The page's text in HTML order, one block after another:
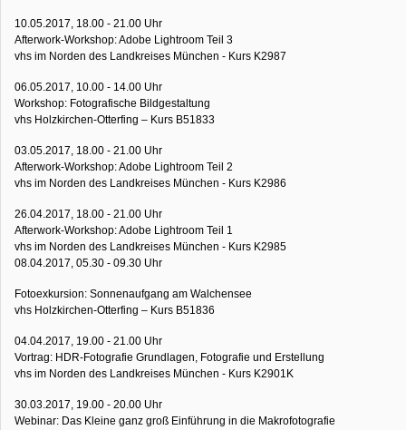
10.05.2017, 18.00 - 21.00 Uhr
Afterwork-Workshop: Adobe Lightroom Teil 3
vhs im Norden des Landkreises München - Kurs K2987
06.05.2017, 10.00 - 14.00 Uhr
Workshop: Fotografische Bildgestaltung
vhs Holzkirchen-Otterfing – Kurs B51833
03.05.2017, 18.00 - 21.00 Uhr
Afterwork-Workshop: Adobe Lightroom Teil 2
vhs im Norden des Landkreises München - Kurs K2986
26.04.2017, 18.00 - 21.00 Uhr
Afterwork-Workshop: Adobe Lightroom Teil 1
vhs im Norden des Landkreises München - Kurs K2985
08.04.2017, 05.30 - 09.30 Uhr
Fotoexkursion: Sonnenaufgang am Walchensee
vhs Holzkirchen-Otterfing – Kurs B51836
04.04.2017, 19.00 - 21.00 Uhr
Vortrag: HDR-Fotografie Grundlagen, Fotografie und Erstellung
vhs im Norden des Landkreises München - Kurs K2901K
30.03.2017, 19.00 - 20.00 Uhr
Webinar: Das Kleine ganz groß Einführung in die Makrofotografie